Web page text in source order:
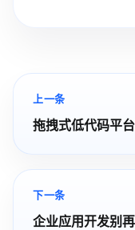
上一条
拖拽式低代码平
下一条
企业应用开发别